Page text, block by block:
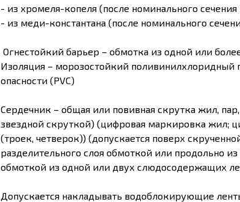
- из хромеля-копеля (после номинального
- из меди-константана (после номинального
Огнестойкий барьер – обмотка из одной или
Изоляция – морозостойкий поливинилхлоридный
опасности (PVC)
Сердечник – общая или повивная скрутка жил,
звездной скруткой) (цифровая маркировка жил;
(троек, четверок)) (допускается поверх
разделительного слоя обмоткой или продольно
обмоткой из одной или двух слюдосодержащих
Допускается накладывать водоблокирующие